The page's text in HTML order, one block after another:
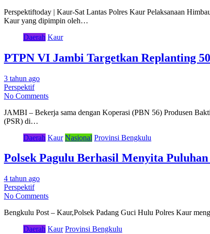
Perspektiftoday | Kaur-Sat Lantas Polres Kaur Pelaksanaan
Kaur yang dipimpin oleh…
Daerah Kaur
PTPN VI Jambi Targetkan Replanting
3 tahun ago
Perspektif
No Comments
JAMBI – Bekerja sama dengan Koperasi (PBN 56) Produsen
(PSR) di…
Daerah Kaur Nasional Provinsi Bengkulu
Polsek Pagulu Berhasil Menyita
4 tahun ago
Perspektif
No Comments
Bengkulu Post – Kaur,Polsek Padang Guci Hulu Polres Kaur
Daerah Kaur Provinsi Bengkulu